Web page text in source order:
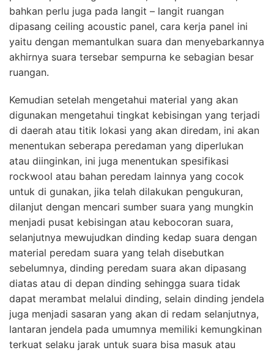
bahkan perlu juga pada langit – langit ruangan
dipasang ceiling acoustic panel, cara kerja panel ini
yaitu dengan memantulkan suara dan menyebarkannya
akhirnya suara tersebar sempurna ke sebagian besar
ruangan.
Kemudian setelah mengetahui material yang akan
digunakan mengetahui tingkat kebisingan yang terjadi
di daerah atau titik lokasi yang akan diredam, ini akan
menentukan seberapa peredaman yang diperlukan
atau diinginkan, ini juga menentukan spesifikasi
rockwool atau bahan peredam lainnya yang cocok
untuk di gunakan, jika telah dilakukan pengukuran,
dilanjut dengan mencari sumber suara yang mungkin
menjadi pusat kebisingan atau kebocoran suara,
selanjutnya mewujudkan dinding kedap suara dengan
material peredam suara yang telah disebutkan
sebelumnya, dinding peredam suara akan dipasang
diatas atau di depan dinding sehingga suara tidak
dapat merambat melalui dinding, selain dinding jendela
juga menjadi sasaran yang akan di redam selanjutnya,
lantaran jendela pada umumnya memiliki kemungkinan
terkuat selaku jarak untuk suara bisa masuk atau